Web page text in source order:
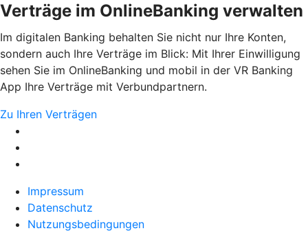
Verträge im OnlineBanking verwalten
Im digitalen Banking behalten Sie nicht nur Ihre Konten,
sondern auch Ihre Verträge im Blick: Mit Ihrer Einwilligung
sehen Sie im OnlineBanking und mobil in der VR Banking
App Ihre Verträge mit Verbundpartnern.
Zu Ihren Verträgen
Impressum
Datenschutz
Nutzungsbedingungen